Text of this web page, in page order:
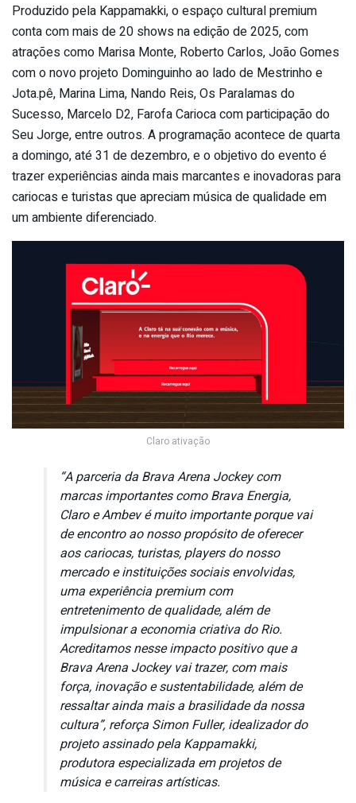
Produzido pela Kappamakki, o espaço cultural premium
conta com mais de 20 shows na edição de 2025, com
atrações como Marisa Monte, Roberto Carlos, João Gomes
com o novo projeto Dominguinho ao lado de Mestrinho e
Jota.pê, Marina Lima, Nando Reis, Os Paralamas do
Sucesso, Marcelo D2, Farofa Carioca com participação do
Seu Jorge, entre outros. A programação acontece de quarta
a domingo, até 31 de dezembro, e o objetivo do evento é
trazer experiências ainda mais marcantes e inovadoras para
cariocas e turistas que apreciam música de qualidade em
um ambiente diferenciado.
Claro ativação
“A parceria da Brava Arena Jockey com
marcas importantes como Brava Energia,
Claro e Ambev é muito importante porque vai
de encontro ao nosso propósito de oferecer
aos cariocas, turistas, players do nosso
mercado e instituições sociais envolvidas,
uma experiência premium com
entretenimento de qualidade, além de
impulsionar a economia criativa do Rio.
Acreditamos nesse impacto positivo que a
Brava Arena Jockey vai trazer, com mais
força, inovação e sustentabilidade, além de
ressaltar ainda mais a brasilidade da nossa
cultura”, reforça Simon Fuller, idealizador do
projeto assinado pela Kappamakki,
produtora especializada em projetos de
música e carreiras artísticas.